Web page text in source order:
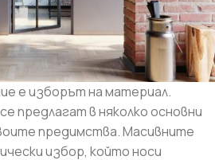
е изборът на материал.
предлагат в няколко основни
предимства. Масивните
избор, който носи